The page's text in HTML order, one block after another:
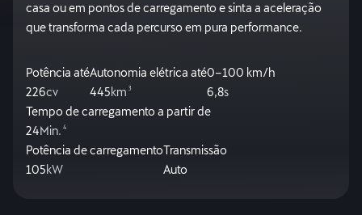
casa ou em pontos de carregamento e sinta a aceleração
que transforma cada percurso em pura performance.
Potência até
226cv
Autonomia elétrica até
445km 3
0–100 km/h
6,8s
Tempo de carregamento a partir de
24Min. 4
Potência de carregamento
105kW
Transmissão
Auto